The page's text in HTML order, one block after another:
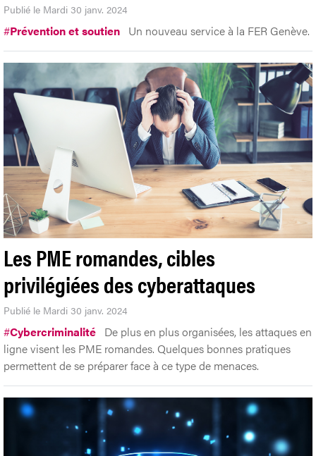
Publié le Mardi 30 janv. 2024
#Prévention et soutien Un nouveau service à la FER Genève.
Les PME romandes, cibles
privilégiées des cyberattaques
Publié le Mardi 30 janv. 2024
#Cybercriminalité De plus en plus organisées, les attaques en
ligne visent les PME romandes. Quelques bonnes pratiques
permettent de se préparer face à ce type de menaces.